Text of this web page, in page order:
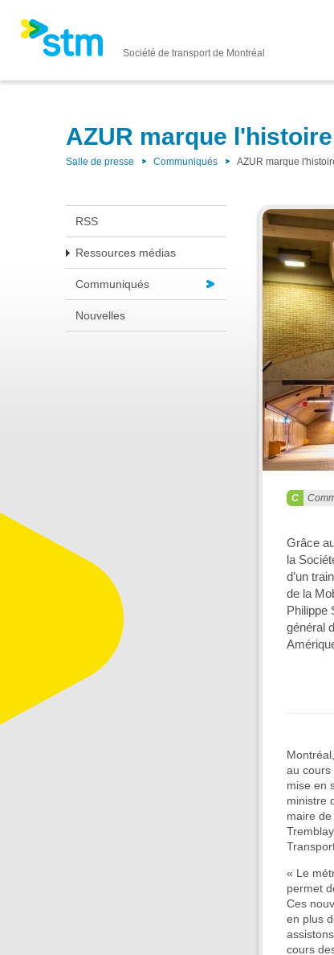
Société de transport de Montréal
AZUR marque
Salle de presse Communiqués AZUR marque
RSS
Ressources médias
Communiqués
Nouvelles
Grâce
la
d’un
de la
Philippe
général
au cours
mise en
ministre
maire
« Le
permet
Ces
en plus
cours